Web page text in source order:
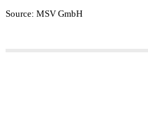
Source: MSV GmbH